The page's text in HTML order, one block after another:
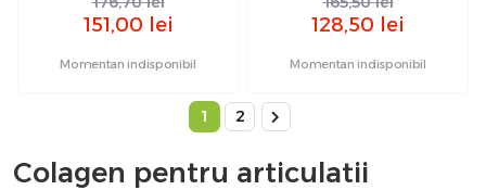
151,00 lei
Momentan indisponibil
128,50 lei
Momentan indisponibil
1 2
Colagen pentru articulatii